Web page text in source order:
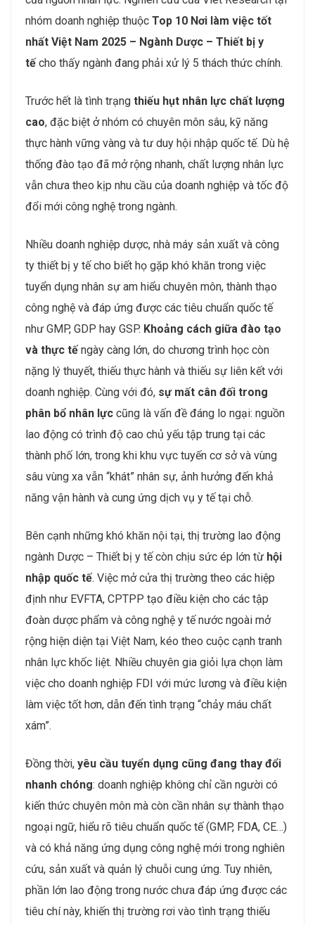
nhóm doanh nghiệp thuộc Top 10 Nơi làm việc tốt
nhất Việt Nam 2025 – Ngành Dược – Thiết bị y
tếcho thấy ngành đang phải xử lý 5 thách thức chính.
Trước hết là tình trạng thiếu hụt nhân lực chất lượng
cao, đặc biệt ở nhóm có chuyên môn sâu, kỹ năng
thực hành vững vàng và tư duy hội nhập quốc tế. Dù hệ
thống đào tạo đã mở rộng nhanh, chất lượng nhân lực
vẫn chưa theo kịp nhu cầu của doanh nghiệp và tốc độ
đổi mới công nghệ trong ngành.
Nhiều doanh nghiệp dược, nhà máy sản xuất và công
ty thiết bị y tế cho biết họ gặp khó khăn trong việc
tuyển dụng nhân sự am hiểu chuyên môn, thành thạo
công nghệ và đáp ứng được các tiêu chuẩn quốc tế
như GMP, GDP hay GSP. Khoảng cách giữa đào tạo
và thực tếngày càng lớn, do chương trình học còn
nặng lý thuyết, thiếu thực hành và thiếu sự liên kết với
doanh nghiệp. Cùng với đó, sự mất cân đối trong
phân bổ nhân lực cũng là vấn đề đáng lo ngại: nguồn
lao động có trình độ cao chủ yếu tập trung tại các
thành phố lớn, trong khi khu vực tuyến cơ sở và vùng
sâu vùng xa vẫn “khát” nhân sự, ảnh hưởng đến khả
năng vận hành và cung ứng dịch vụ y tế tại chỗ.
Bên cạnh những khó khăn nội tại, thị trường lao động
ngành Dược – Thiết bị y tế còn chịu sức ép lớn từ hội
nhập quốc tế. Việc mở cửa thị trường theo các hiệp
định như EVFTA, CPTPP tạo điều kiện cho các tập
đoàn dược phẩm và công nghệ y tế nước ngoài mở
rộng hiện diện tại Việt Nam, kéo theo cuộc cạnh tranh
nhân lực khốc liệt. Nhiều chuyên gia giỏi lựa chọn làm
việc cho doanh nghiệp FDI với mức lương và điều kiện
làm việc tốt hơn, dẫn đến tình trạng “chảy máu chất
xám”.
Đồng thời, yêu cầu tuyển dụng cũng đang thay đổi
nhanh chóng: doanh nghiệp không chỉ cần người có
kiến thức chuyên môn mà còn cần nhân sự thành thạo
ngoại ngữ, hiểu rõ tiêu chuẩn quốc tế (GMP, FDA, CE…)
và có khả năng ứng dụng công nghệ mới trong nghiên
cứu, sản xuất và quản lý chuỗi cung ứng. Tuy nhiên,
phần lớn lao động trong nước chưa đáp ứng được các
tiêu chí này, khiến thị trường rơi vào tình trạng thiếu